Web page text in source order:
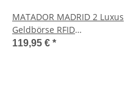
MATADOR MADRID 2 Luxus
Geldbörse RFID
Portemonnaie Damen
119,95 € *